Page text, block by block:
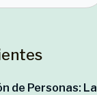
de Personas: La